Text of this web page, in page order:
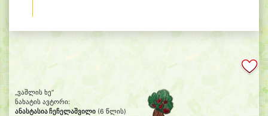
„ვაშლის ხე“
ნახატის ავტორი:
ანასტასია ჩეჩელაშვილი (6 წლის)